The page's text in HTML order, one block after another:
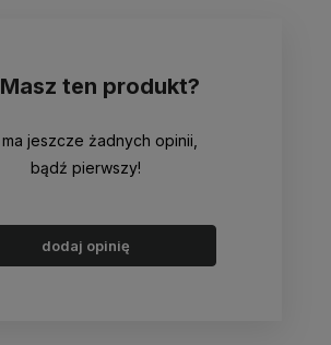
Masz ten produkt?
jeszcze żadnych opinii,
bądź pierwszy!
dodaj opinię